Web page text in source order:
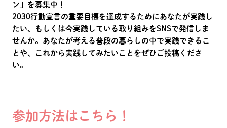
ン」を募集中！
2030行動宣言の重要目標を達成するためにあなたが実践し
たい、もしくは今実践している取り組みをSNSで発信しま
せんか。あなたが考える普段の暮らしの中で実践できるこ
とや、これから実践してみたいことをぜひご投稿くださ
い。
参加方法はこちら！